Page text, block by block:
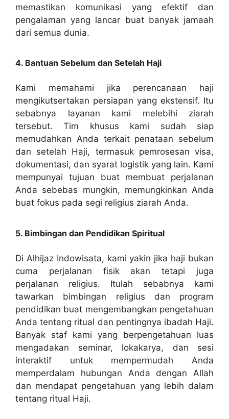
memastikan komunikasi yang efektif dan
pengalaman yang lancar buat banyak jamaah
dari semua dunia.
4. Bantuan Sebelum dan Setelah Haji
Kami memahami jika perencanaan haji
mengikutsertakan persiapan yang ekstensif. Itu
sebabnya layanan kami melebihi ziarah
tersebut. Tim khusus kami sudah siap
memudahkan Anda terkait penataan sebelum
dan setelah Haji, termasuk pemrosesan visa,
dokumentasi, dan syarat logistik yang lain. Kami
mempunyai tujuan buat membuat perjalanan
Anda sebebas mungkin, memungkinkan Anda
buat fokus pada segi religius ziarah Anda.
5. Bimbingan dan Pendidikan Spiritual
Di Alhijaz Indowisata, kami yakin jika haji bukan
cuma perjalanan fisik akan tetapi juga
perjalanan religius. Itulah sebabnya kami
tawarkan bimbingan religius dan program
pendidikan buat mengembangkan pengetahuan
Anda tentang ritual dan pentingnya ibadah Haji.
Banyak staf kami yang berpengetahuan luas
mengadakan seminar, lokakarya, dan sesi
interaktif untuk mempermudah Anda
memperdalam hubungan Anda dengan Allah
dan mendapat pengetahuan yang lebih dalam
tentang ritual Haji.